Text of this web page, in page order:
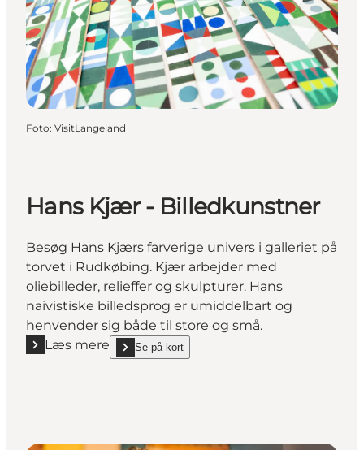
Foto: VisitLangeland
Hans Kjær - Billedkunstner
Besøg Hans Kjærs farverige univers i galleriet på
torvet i Rudkøbing. Kjær arbejder med
oliebilleder, relieffer og skulpturer. Hans
naivistiske billedsprog er umiddelbart og
henvender sig både til store og små.
Læs mere
Læs mere "Hans Kjær - Billedkunstner"
Se på kort
show Hans Kjær - Billedkunstner on_map